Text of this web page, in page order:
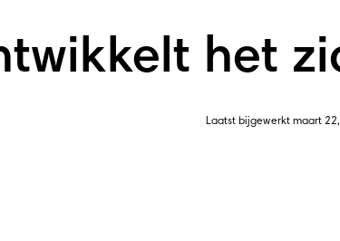
het
Laatst bijgewerkt maart